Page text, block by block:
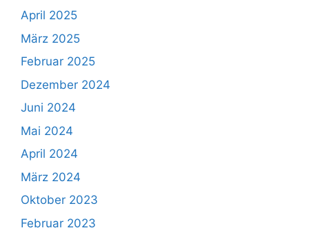
April 2025
März 2025
Februar 2025
Dezember 2024
Juni 2024
Mai 2024
April 2024
März 2024
Oktober 2023
Februar 2023